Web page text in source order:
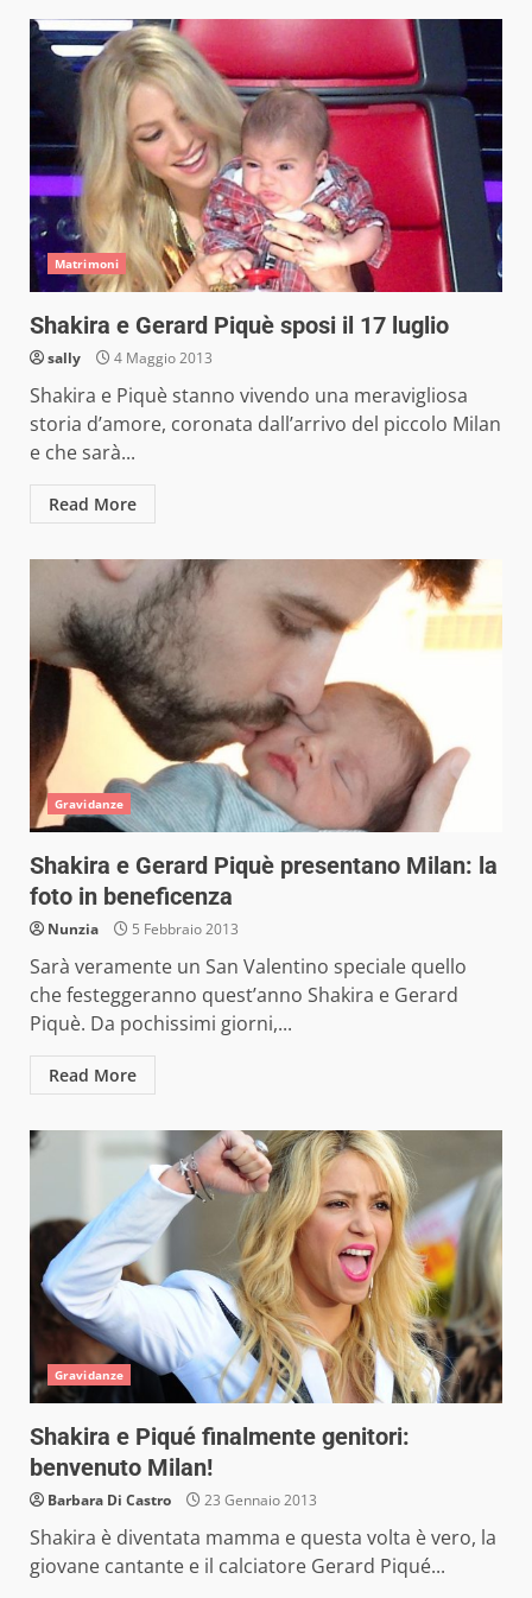
Matrimoni
Shakira e Gerard Piquè sposi il 17 luglio
sally 4 Maggio 2013
Shakira e Piquè stanno vivendo una meravigliosa
storia d’amore, coronata dall’arrivo del piccolo Milan
e che sarà...
Read More
Gravidanze
Shakira e Gerard Piquè presentano Milan: la
foto in beneficenza
Nunzia 5 Febbraio 2013
Sarà veramente un San Valentino speciale quello
che festeggeranno quest’anno Shakira e Gerard
Piquè. Da pochissimi giorni,...
Read More
Gravidanze
Shakira e Piqué finalmente genitori:
benvenuto Milan!
Barbara Di Castro 23 Gennaio 2013
Shakira è diventata mamma e questa volta è vero, la
giovane cantante e il calciatore Gerard Piqué...